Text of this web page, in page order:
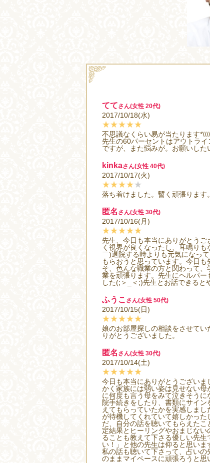
ててさん(女性 20代)
2017/10/18(水)
★★★★★
不思議なくらい易が当たります
先生の60パーセントはアウトラ
ですが、また悩みが。お願いした
kinkaさん(女性 40代)
2017/10/17(火)
★★★★★
落ち着けました。暫く頑張ります
匿名 さん(女性 30代)
2017/10/16(月)
★★★★★
先生、今日も本当にありがとう
く視界が良くなったし、耳鳴り
￣)退院する時よりも元気になっ
もらおうと思っています。今日
そ、色んな職業の方と関わって
業を頑張ります。先生にヘルパ
した(;＞_＜;)先生とお話できる
ふうこ さん(女性 50代)
2017/10/15(日)
★★★★★
娘のお部屋探しの相談をさせて
りがとうございました。
匿名 さん(女性 30代)
2017/10/14(土)
★★★★★
今日も本当にありがとうござい
かく家族には弱い姿は見せない
に何度も言う母をみて泣きそう
院手続きをしたり、書類にサイ
えてもらっていたかを実感しま
が待機してくれていて嬉しかっ
だ、自分の話を聴いてもらえた
定結果とヒーリングやおまじな
ることも教えて下さる優しい先
い！」と他の先生は仰ると思い
私の話も聴いて下さって、占い
のままマイペースに頑張ろうと